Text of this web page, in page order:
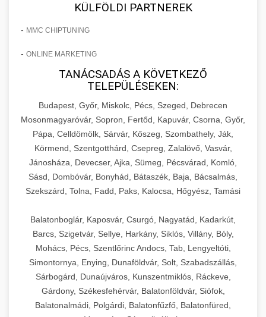
KÜLFÖLDI PARTNEREK
- MMC CHIPTUNING
- ONLINE MARKETING
TANÁCSADÁS A KÖVETKEZŐ
TELEPÜLÉSEKEN:
Budapest, Győr, Miskolc, Pécs, Szeged, Debrecen
Mosonmagyaróvár, Sopron, Fertőd, Kapuvár, Csorna, Győr,
Pápa, Celldömölk, Sárvár, Kőszeg, Szombathely, Ják,
Körmend, Szentgotthárd, Csepreg, Zalalövő, Vasvár,
Jánosháza, Devecser, Ajka, Sümeg, Pécsvárad, Komló,
Sásd, Dombóvár, Bonyhád, Bátaszék, Baja, Bácsalmás,
Szekszárd, Tolna, Fadd, Paks, Kalocsa, Hőgyész, Tamási
Balatonboglár, Kaposvár, Csurgó, Nagyatád, Kadarkút,
Barcs, Szigetvár, Sellye, Harkány, Siklós, Villány, Bóly,
Mohács, Pécs, Szentlőrinc Andocs, Tab, Lengyeltóti,
Simontornya, Enying, Dunaföldvár, Solt, Szabadszállás,
Sárbogárd, Dunaújváros, Kunszentmiklós, Ráckeve,
Gárdony, Székesfehérvár, Balatonföldvár, Siófok,
Balatonalmádi, Polgárdi, Balatonfűzfő, Balatonfüred,